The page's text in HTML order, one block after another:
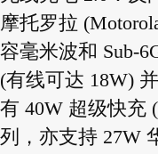
摩托罗拉
容毫米波和 Sub-
(有线可达 18W)
有 40W 超级快充
列，亦支持 27W